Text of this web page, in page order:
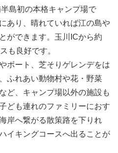
島初の本格キャンプ場で
あり、晴れていれば江の島や
ができます。玉川ICから約
も良好です。
ボート、芝そりゲレンデをは
ふれあい動物村や花・野菜
ど、キャンプ場以外の施設も
ども連れのファミリーにおす
岸へ繋がる散策路を下りれ
イキングコースへ出ることが